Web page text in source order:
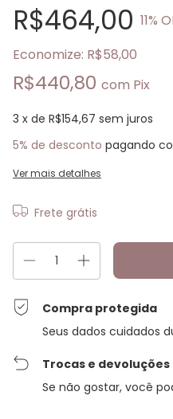
R$464,00 11%
Economize: R$58,00
R$440,80 com Pix
3 x de R$154,67 sem juros
5% de desconto pagando
Ver mais detalhes
Frete grátis
Compra protegida
Seus dados cuidados
Trocas e devoluções
Se não gostar, você